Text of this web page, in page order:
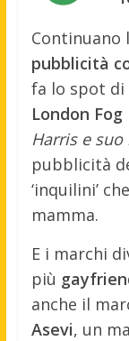
Continuano
pubblicità
fa lo spot di
London Fog
Harris e
pubblicità
‘inquilini’
mamma.
E i marchi
più
anche il
Asevi, un